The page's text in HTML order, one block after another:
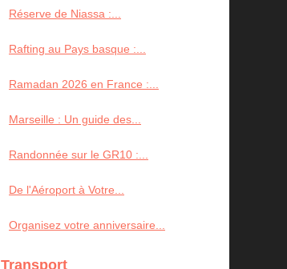
Réserve de Niassa :...
Rafting au Pays basque :...
Ramadan 2026 en France :...
Marseille : Un guide des...
Randonnée sur le GR10 :...
De l'Aéroport à Votre...
Organisez votre anniversaire...
Transport